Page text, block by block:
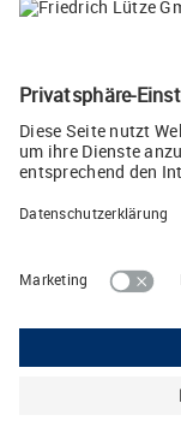
Mehr erfahren
Telefon: